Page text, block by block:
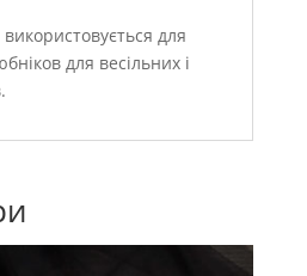
для
для весільних і